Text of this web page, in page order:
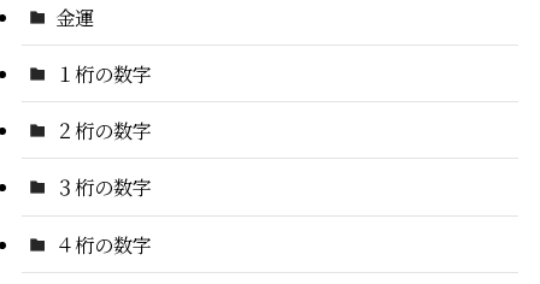
金運
１桁の数字
２桁の数字
３桁の数字
４桁の数字